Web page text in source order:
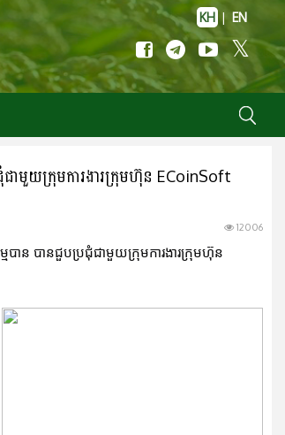
KH | EN
ជាមួយក្រុមការងារក្រុមហ៊ុន ECoinSoft
12006
បាន បានជួបប្រជុំជាមួយក្រុមការងារក្រុមហ៊ុន